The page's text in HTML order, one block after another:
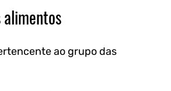
alimentos
ao grupo das